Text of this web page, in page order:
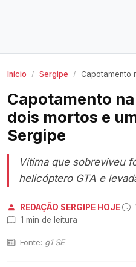
Início Sergipe Capotamento na
Capotamento na
dois mortos e
Sergipe
Vítima que sobreviveu
helicóptero GTA e
REDAÇÃO SERGIPE HOJE·
1 min de leitura
Fonte: g1 SE